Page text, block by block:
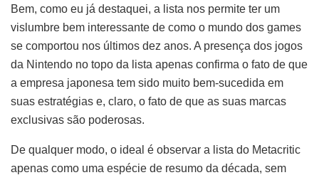
Bem, como eu já destaquei, a lista nos permite ter um
vislumbre bem interessante de como o mundo dos games
se comportou nos últimos dez anos. A presença dos jogos
da Nintendo no topo da lista apenas confirma o fato de que
a empresa japonesa tem sido muito bem-sucedida em
suas estratégias e, claro, o fato de que as suas marcas
exclusivas são poderosas.
De qualquer modo, o ideal é observar a lista do Metacritic
apenas como uma espécie de resumo da década, sem